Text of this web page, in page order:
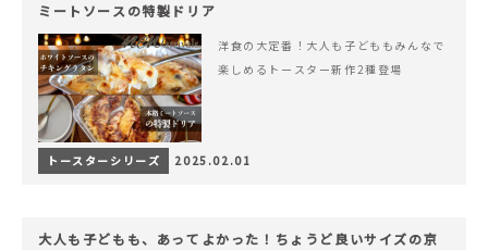
ミートソースの特製ドリア
洋食の大定番！大人も子どももみんなで
楽しめるトースター新作2種登場
トースターシリーズ 2025.02.01
大人も子どもも、あってよかった！ちょうど良いサイズの京